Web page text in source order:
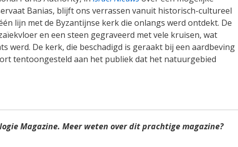
Banias, blijft ons verrassen vanuit historisch-cultureel
lijn met de Byzantijnse kerk die onlangs werd ontdekt. De
en een steen gegraveerd met vele kruisen, wat
werd. De kerk, die beschadigd is geraakt bij een aardbeving
tentoongesteld aan het publiek dat het natuurgebied
Magazine. Meer weten over dit prachtige magazine?